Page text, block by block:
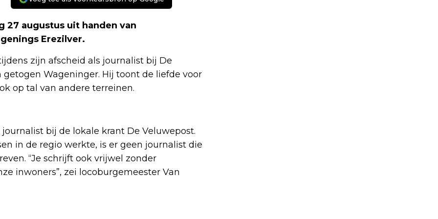
27 augustus uit handen van
Erezilver.
zijn afscheid als journalist bij De
Wageninger. Hij toont de liefde voor
op tal van andere terreinen.
bij de lokale krant De Veluwepost.
in de regio werkte, is er geen journalist die
“Je schrijft ook vrijwel zonder
inwoners”, zei locoburgemeester Van